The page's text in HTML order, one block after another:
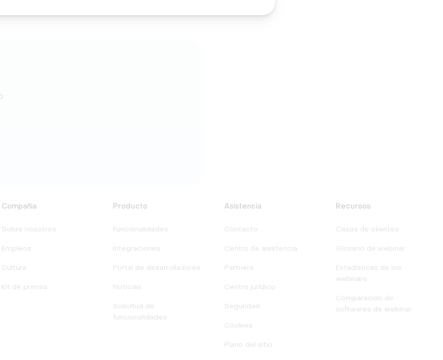
Compañia
Sobre nosotros
Empleos
Cultura
Kit de prensa
Producto
Funcionalidades
Integraciones
Portal de desarrolladores
Noticias
Solicitud de
funcionalidades
Asistencia
Contacto
Centro de asistencia
Partners
Centro jurídico
Seguridad
Cookies
Plano del sitio
Recursos
Casos de clientes
Glosario de webinar
Estadísticas de los
webinars
Comparación de
softwares de webinar